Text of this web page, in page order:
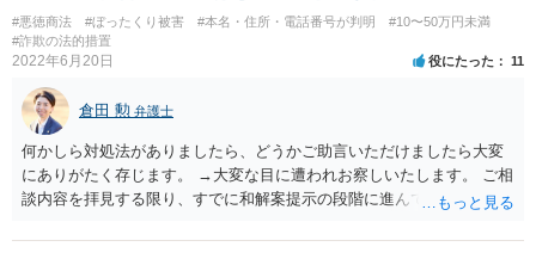
#悪徳商法 #ぼったくり被害 #本名・住所・電話番号が判明
#10〜50万円未満
#詐欺の法的措置
2022年6月20日 役にたった 11
倉田 勲 弁護士
何かしら対処法がありましたら、どうかご助言いただけましたら大変
にありがたく存じます。 →大変な目に遭われお察しいたします。 ご相
談内容を拝見する限り、すでに和解案提示の段階に進んでいるとなる
にあたってはそれらの書面や証拠を拝見しないと適切な回答は難しい